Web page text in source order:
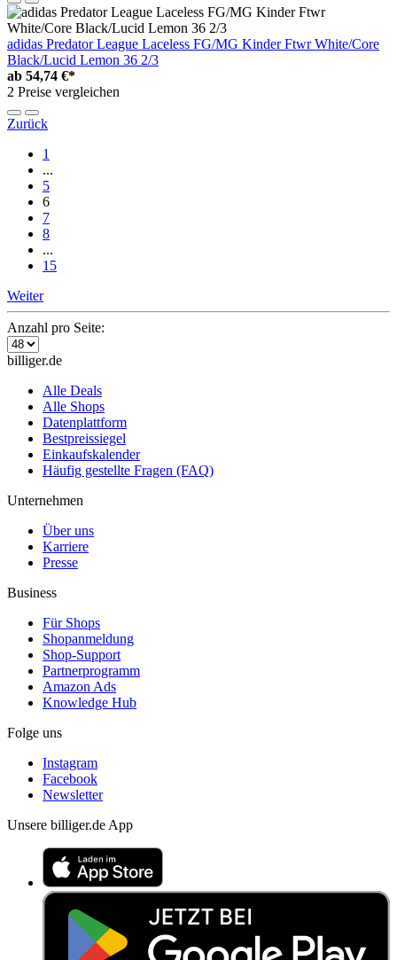
adidas Predator League Laceless FG/MG Kinder Ftwr White/Core
Black/Lucid Lemon 36 2/3
ab 54,74 €*
2 Preise vergleichen
Zurück
1
...
5
6
7
8
...
15
Weiter
Anzahl pro Seite:
billiger.de
Alle Deals
Alle Shops
Datenplattform
Bestpreissiegel
Einkaufskalender
Häufig gestellte Fragen (FAQ)
Unternehmen
Über uns
Karriere
Presse
Business
Für Shops
Shopanmeldung
Shop-Support
Partnerprogramm
Amazon Ads
Knowledge Hub
Folge uns
Instagram
Facebook
Newsletter
Unsere billiger.de App